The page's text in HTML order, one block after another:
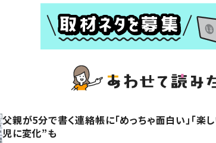
父親が5分で書く連絡帳に「めっちゃ面白い」「
児に変化”も